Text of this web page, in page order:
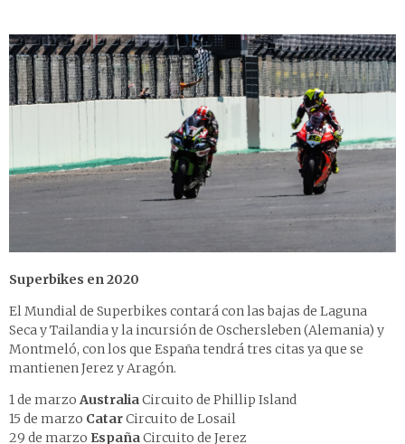
Superbikes en 2020
El Mundial de Superbikes contará con las bajas de Laguna
Seca y Tailandia y la incursión de Oschersleben (Alemania) y
Montmeló, con los que España tendrá tres citas ya que se
mantienen Jerez y Aragón.
1 de marzoAustraliaCircuito de Phillip Island
15 de marzo CatarCircuito de Losail
29 de marzo EspañaCircuito de Jerez